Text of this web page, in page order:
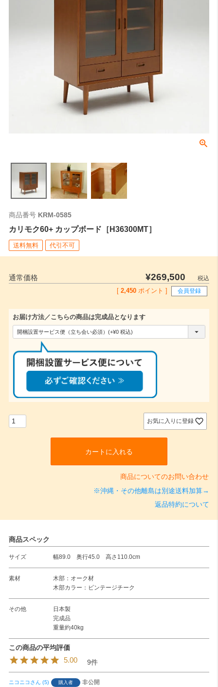
商品番号 KRM-0585
カリモク60+ カップボード［H36300MT］
送料無料 代引不可
通常価格 ¥269,500
税込
2,450 ポイント ] 会員登録
お届け方法／こちらの商品は完成品となります
お気に入りに登録
カートに入れる
商品についてのお問い合わせ
※沖縄・その他離島は別途送料加算→
返品特約について
商品スペック
サイズ 幅89.0 奥行45.0 高さ110.0cm
素材
木部：オーク材
木部カラー：ビンテージチーク
その他
日本製
完成品
重量約40kg
5.00 9
ニコニコ 5 購入者
非公開